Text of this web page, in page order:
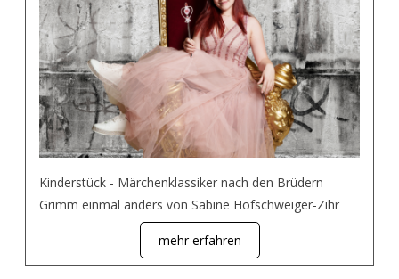
Kinderstück - Märchenklassiker nach den Brüdern
Grimm einmal anders von Sabine Hofschweiger-Zihr
mehr erfahren